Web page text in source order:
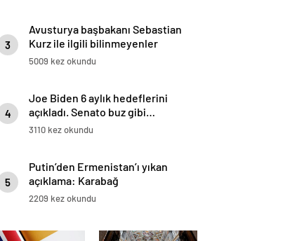
3
Avusturya başbakanı Sebastian
Kurz ile ilgili bilinmeyenler
5009 kez okundu
4
Joe Biden 6 aylık hedeflerini
açıkladı. Senato buz gibi…
3110 kez okundu
5
Putin’den Ermenistan’ı yıkan
açıklama: Karabağ
Azerbaycan’ın ayrılmaz bir
2209 kez okundu